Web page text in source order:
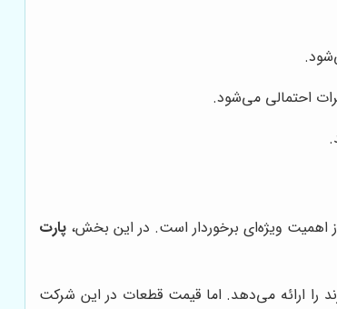
احتمالی می‌شود.
از اهمیت ویژه‌ای برخوردار است. در این بخش،پارت
را ارائه می‌دهد. اما قیمت قطعات در این شرکت